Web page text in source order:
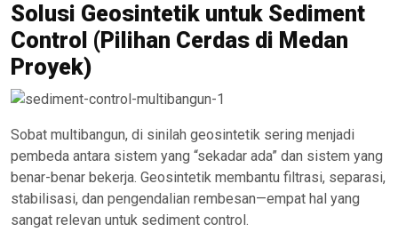
Solusi Geosintetik untuk Sediment
Control (Pilihan Cerdas di Medan
Proyek)
Sobat multibangun, di sinilah geosintetik sering menjadi
pembeda antara sistem yang “sekadar ada” dan sistem yang
benar-benar bekerja. Geosintetik membantu filtrasi, separasi,
stabilisasi, dan pengendalian rembesan—empat hal yang
sangat relevan untuk sediment control.